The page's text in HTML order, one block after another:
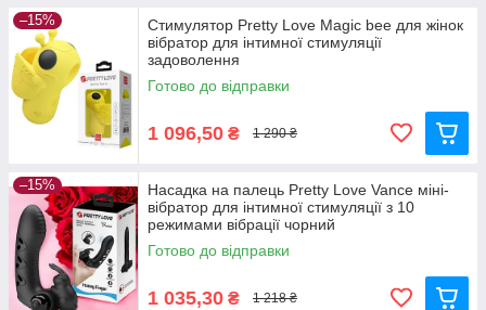
–15%
Стимулятор Pretty Love Magic bee для жінок
вібратор для інтимної стимуляції
задоволення
Готово до відправки
1 096,50 ₴ 1 290 ₴
–15%
Насадка на палець Pretty Love Vance міні-
вібратор для інтимної стимуляції з 10
режимами вібрації чорний
Готово до відправки
1 035,30 ₴ 1 218 ₴